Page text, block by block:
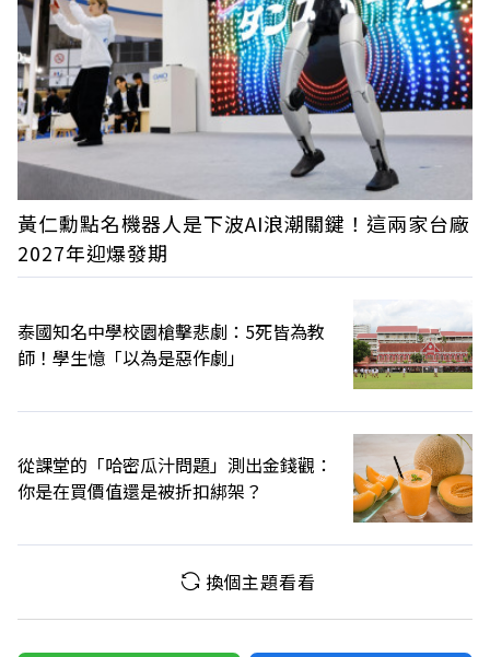
黃仁勳點名機器人是下波AI浪潮關鍵！這兩家台廠
2027年迎爆發期
泰國知名中學校園槍擊悲劇：5死皆為教
師！學生憶「以為是惡作劇」
從課堂的「哈密瓜汁問題」測出金錢觀：
你是在買價值還是被折扣綁架？
換個主題看看